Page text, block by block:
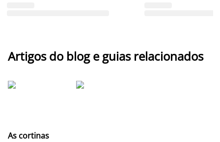
Artigos do blog e guias relacionados
As cortinas